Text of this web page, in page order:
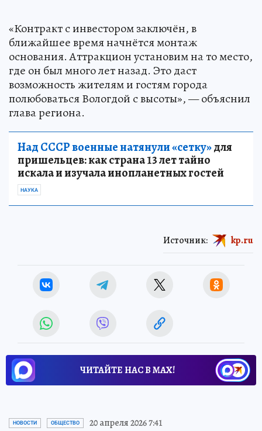
«Контракт с инвестором заключён, в
ближайшее время начнётся монтаж
основания. Аттракцион установим на то место,
где он был много лет назад. Это даст
возможность жителям и гостям города
полюбоваться Вологдой с высоты», — объяснил
глава региона.
Над СССР военные натянули «сетку»для
пришельцев: как страна 13 лет тайно
искала и изучала инопланетных гостей
НАУКА
Источник: kp.ru
ЧИТАЙТЕ НАС В МАХ!
НОВОСТИ ОБЩЕСТВО 20 апреля 2026 7:41